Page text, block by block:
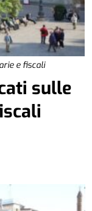
e fiscali
sulle